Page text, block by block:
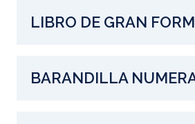
LIBRO DE GRAN
BARANDILLA